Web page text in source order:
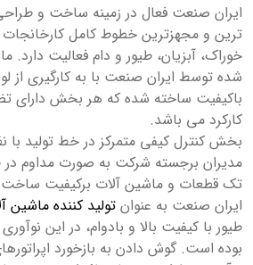
ایران صنعت فعال در زمینه ساخت و طراحی
ترین و مجهزترین خطوط کامل کارخانجات
خوراک، آبزیان، طیور و دام فعالیت دارد.
شده توسط ایران صنعت با به کارگیری از
باکیفیت ساخته شده که هر بخش دارای
کارکرد می باشد.
بخش کنترل کیفی متمرکز در خط تولید با
مدیران برجسته شرکت به صورت مداوم در
تک قطعات و ماشین آلات برکیفیت
ایران صنعت به عنوانتولید کننده ماشین
طیور با کیفیت بالا و بادوام، در این
بوده است. گوش دادن به بازخورد